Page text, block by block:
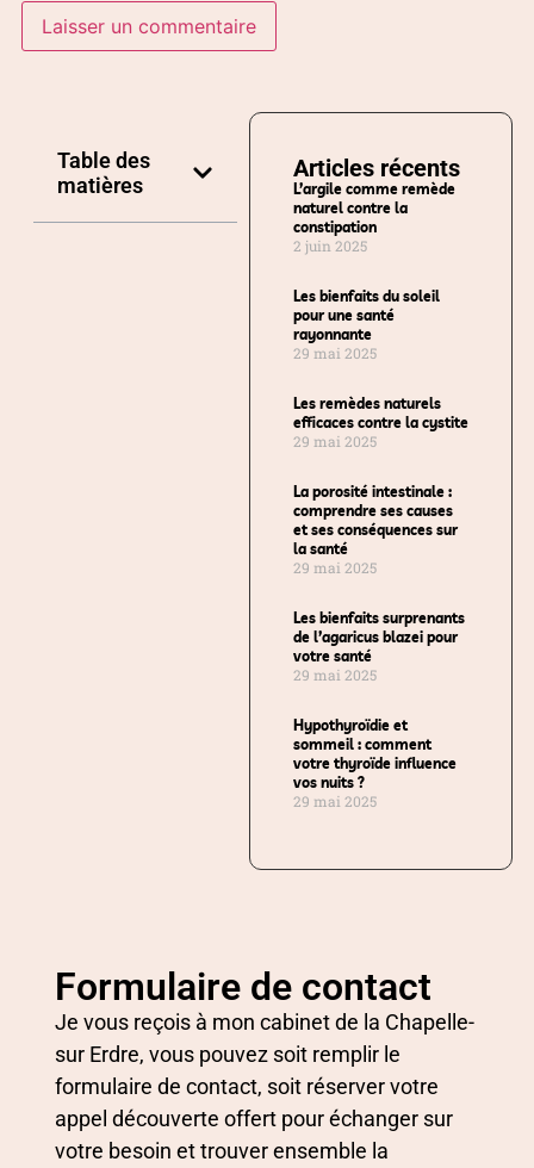
Table des
matières
Articles récents
L’argile comme remède
naturel contre la
constipation
2 juin 2025
Les bienfaits du soleil
pour une santé
rayonnante
29 mai 2025
Les remèdes naturels
efficaces contre la cystite
29 mai 2025
La porosité intestinale :
comprendre ses causes
et ses conséquences sur
la santé
29 mai 2025
Les bienfaits surprenants
de l’agaricus blazei pour
votre santé
29 mai 2025
Hypothyroïdie et
sommeil : comment
votre thyroïde influence
vos nuits ?
29 mai 2025
Formulaire de contact
Je vous reçois à mon cabinet de la Chapelle-
sur Erdre, vous pouvez soit remplir le
formulaire de contact, soit réserver votre
appel découverte offert pour échanger sur
votre besoin et trouver ensemble la